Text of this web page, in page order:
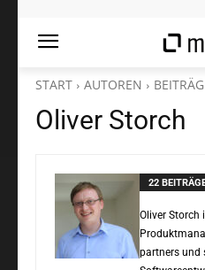
START AUTOREN
Oliver Storch
22
Oliver Storch
partners und